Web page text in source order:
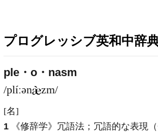
プログレッシブ英和中辞
ple・o・nasm
/plíːən zm/
[名]
1
《修辞学》 冗語法；冗語的な表現